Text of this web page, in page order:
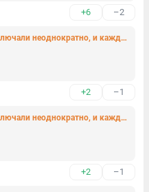
+6 –2
Лавров: перемирие на Украине заключали неоднократно, и каждый раз Киев врал
+2 –1
Лавров: перемирие на Украине заключали неоднократно, и каждый раз Киев врал
+2 –1